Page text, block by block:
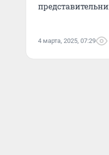
4 марта, 2025, 07:29